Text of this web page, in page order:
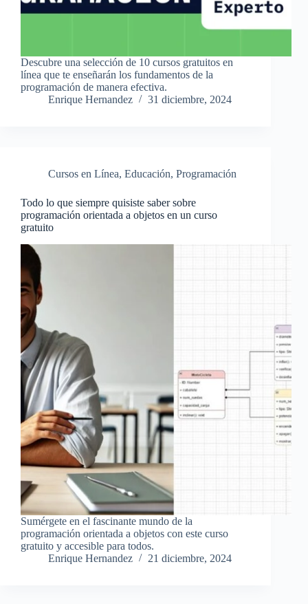
Descubre una selección de 10 cursos gratuitos en
línea que te enseñarán los fundamentos de la
programación de manera efectiva.
Enrique Hernandez
31 diciembre, 2024
Cursos en Línea, Educación, Programación
Todo lo que siempre quisiste saber sobre
programación orientada a objetos en un curso
gratuito
Sumérgete en el fascinante mundo de la
programación orientada a objetos con este curso
gratuito y accesible para todos.
Enrique Hernandez
21 diciembre, 2024